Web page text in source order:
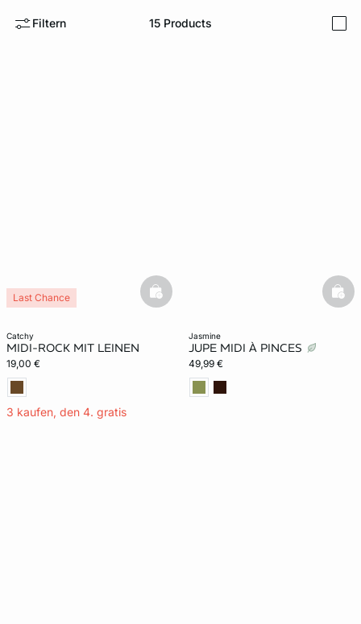
Filtern 15 Products
catchy
MIDI-ROCK MIT LEINEN
19,00 €
3 kaufen, den 4. gratis
Last Chance basketfull
jasmine
JUPE MIDI À PINCES
49,99 €